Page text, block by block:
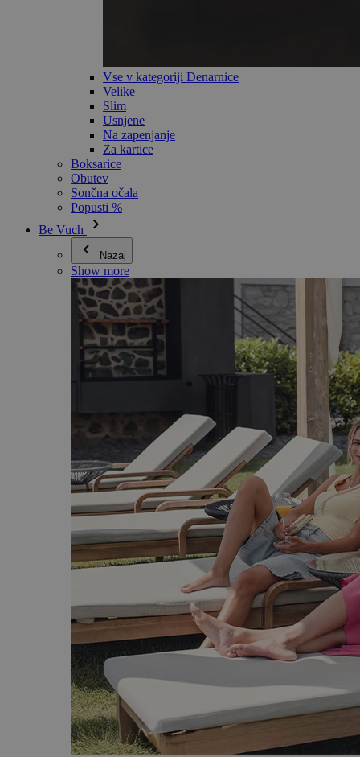
Vse v kategoriji Denarnice
Velike
Slim
Usnjene
Na zapenjanje
Za kartice
Boksarice
Obutev
Sončna očala
Popusti %
Be Vuch
Nazaj
Show more